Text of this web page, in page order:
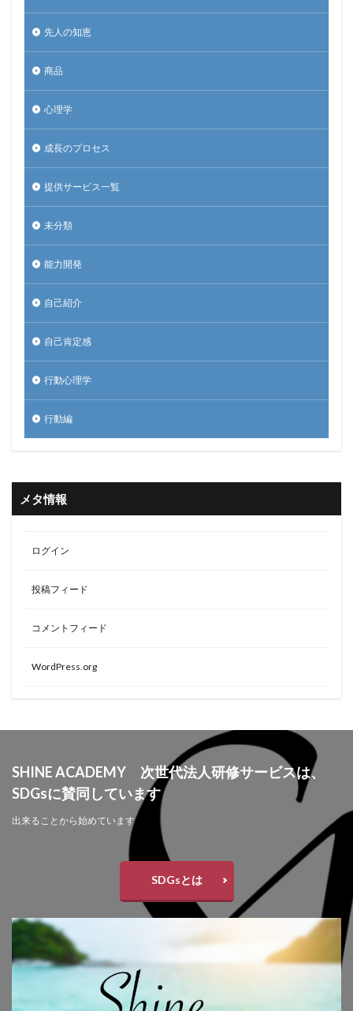
先人の知恵
商品
心理学
成長のプロセス
提供サービス一覧
未分類
能力開発
自己紹介
自己肯定感
行動心理学
行動編
メタ情報
ログイン
投稿フィード
コメントフィード
WordPress.org
SHINE ACADEMY 次世代法人研修サービスは、
SDGsに賛同しています
出来ることから始めています
SDGsとは